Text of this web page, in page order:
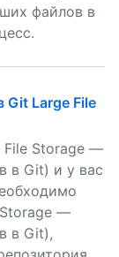
файлов в
Git Large File
File Storage —
в Git) и у вас
Storage —
в Git),